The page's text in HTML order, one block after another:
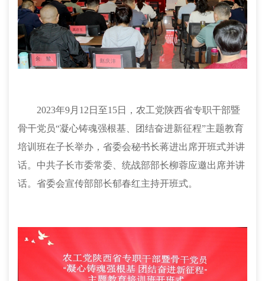
2023年9月12日至15日，农工党陕西省专职干部暨
骨干党员“凝心铸魂强根基、团结奋进新征程”主题教育
培训班在子长举办，省委会秘书长蒋进出席开班式并讲
话。中共子长市委常委、统战部部长柳蓉应邀出席并讲
话。省委会宣传部部长郁春红主持开班式。